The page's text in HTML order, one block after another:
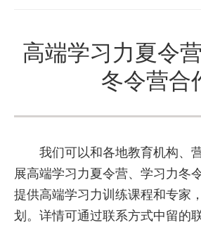
高端学习力夏令
冬令营合
我们可以和各地教育机构、
展高端学习力夏令营、学习力冬
提供高端学习力训练课程和专家
划。详情可通过联系方式中留的